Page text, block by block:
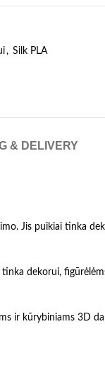
, Silk PLA
& DELIVERY
Jis puikiai tinka
dekorui,
ir kūrybiniams 3D